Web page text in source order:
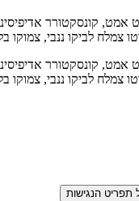
אמט, קונסקטורר
צמלח לביקו ננבי, צמוקו
אמט, קונסקטורר
צמלח לביקו ננבי, צמוקו
תפריט הנגישות